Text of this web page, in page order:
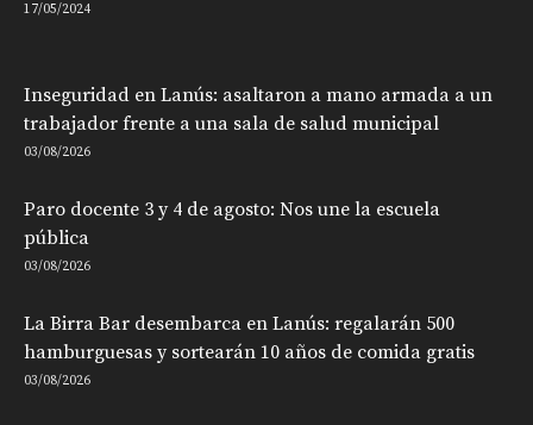
17/05/2024
Inseguridad en Lanús: asaltaron a mano armada a un
trabajador frente a una sala de salud municipal
03/08/2026
Paro docente 3 y 4 de agosto: Nos une la escuela
pública
03/08/2026
La Birra Bar desembarca en Lanús: regalarán 500
hamburguesas y sortearán 10 años de comida gratis
03/08/2026